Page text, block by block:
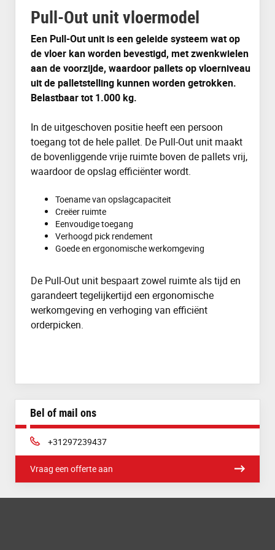
Pull-Out unit vloermodel
Een Pull-Out unit is een geleide systeem wat op
de vloer kan worden bevestigd, met zwenkwielen
aan de voorzijde, waardoor pallets op vloerniveau
uit de palletstelling kunnen worden getrokken.
Belastbaar tot 1.000 kg.
In de uitgeschoven positie heeft een persoon
toegang tot de hele pallet. De Pull-Out unit maakt
de bovenliggende vrije ruimte boven de pallets vrij,
waardoor de opslag efficiënter wordt.
Toename van opslagcapaciteit
Creëer ruimte
Eenvoudige toegang
Verhoogd pick rendement
Goede en ergonomische werkomgeving
De Pull-Out unit bespaart zowel ruimte als tijd en
garandeert tegelijkertijd een ergonomische
werkomgeving en verhoging van efficiënt
orderpicken.
Bel of mail ons
Telefoon:
+31297239437
Vraag een offerte aan